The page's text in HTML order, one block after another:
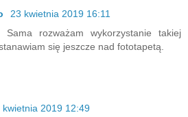
23 kwietnia 2019 16:11
rozważam wykorzystanie takiej
się jeszcze nad fototapetą.
kwietnia 2019 12:49